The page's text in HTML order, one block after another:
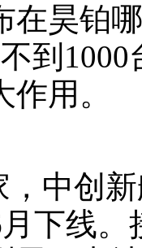
在昊铂
不到
用。
，中创
下线